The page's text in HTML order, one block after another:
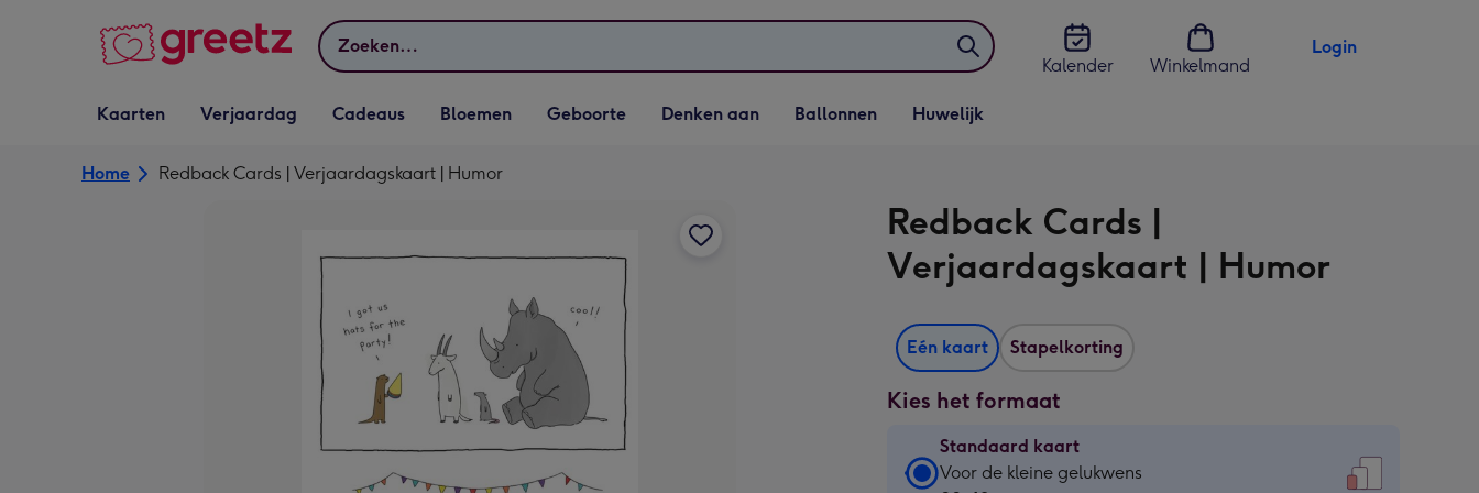
Zoeken
Kalender
Winkelmand
Login
Vervolgkeuzelijst
Kaarten openen
Kaarten
Vervolgkeuzelijst
Verjaardag openen
Verjaardag
Vervolgkeuzelijst
Cadeaus openen
Cadeaus
Vervolgkeuzelijst
Bloemen openen
Bloemen
Vervolgkeuzelijst
Geboorte openen
Geboorte
Vervolgkeuzelijst
Denken aan openen
Denken aan
Vervolgkeuzelijst
Ballonnen openen
Ballonnen
Vervolgkeuzelijst
Huwelijk openen
Huwelijk
Home Redback Cards | Verjaardagskaart | Humor
Redback Cards |
Verjaardagskaart | Humor
Eén kaart Stapelkorting
Kies het formaat
Standaard kaart
Standaard
Voor de kleine gelukwens